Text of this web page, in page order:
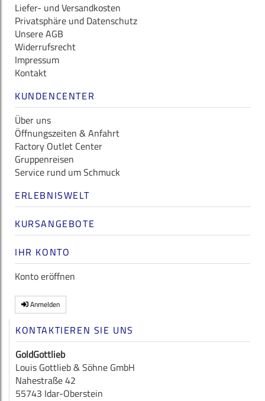
Liefer- und Versandkosten
Privatsphäre und Datenschutz
Unsere AGB
Widerrufsrecht
Impressum
Kontakt
KUNDENCENTER
Über uns
Öffnungszeiten & Anfahrt
Factory Outlet Center
Gruppenreisen
Service rund um Schmuck
ERLEBNISWELT
KURSANGEBOTE
IHR KONTO
Konto eröffnen
Anmelden
KONTAKTIEREN SIE UNS
GoldGottlieb
Louis Gottlieb & Söhne GmbH
Nahestraße 42
55743 Idar-Oberstein